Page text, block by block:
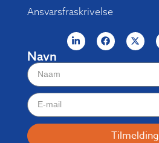
Ansvarsfraskrivelse
Navn
Tilmelding